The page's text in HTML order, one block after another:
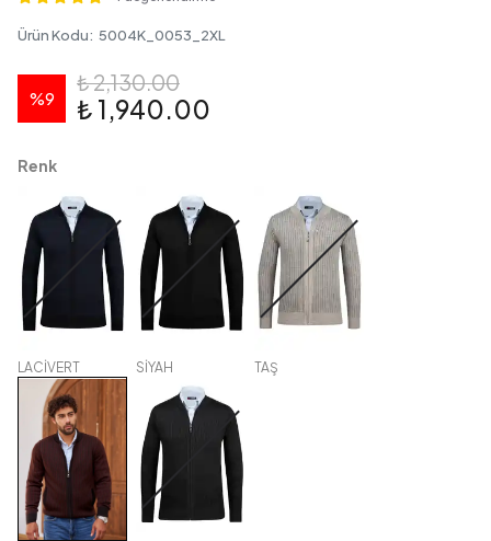
Ürün Kodu: 5004K_0053_2XL
%9
₺ 2,130.00
₺ 1,940.00
Renk
LACİVERT SİYAH TAŞ